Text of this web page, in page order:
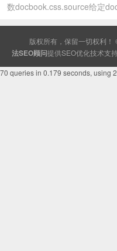
数docbook.css.source给定
版权所有，保留一切权利！
法SEO顾问提供SEO优化技术支
70 queries in 0.179 seconds, using